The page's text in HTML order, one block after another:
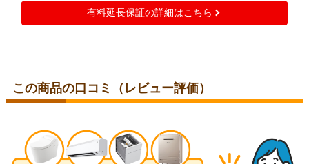
有料延長保証の詳細はこちら
この商品の口コミ（レビュー評価）